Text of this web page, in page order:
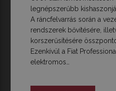
legnépszerűbb
A ráncfelvarrás során a
rendszerek bővítésére,
korszerűsítésére
Ezenkívül a Fiat
elektromos…